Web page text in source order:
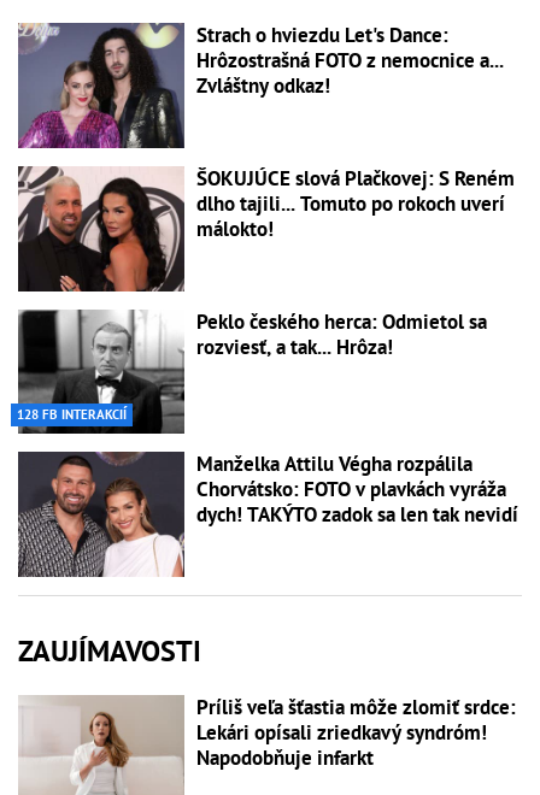
Strach o hviezdu Let's Dance:
Hrôzostrašná FOTO z nemocnice a...
Zvláštny odkaz!
ŠOKUJÚCE slová Plačkovej: S Reném
dlho tajili... Tomuto po rokoch uverí
málokto!
128 FB INTERAKCIÍ
Peklo českého herca: Odmietol sa
rozviesť, a tak... Hrôza!
Manželka Attilu Végha rozpálila
Chorvátsko: FOTO v plavkách vyráža
dych! TAKÝTO zadok sa len tak nevidí
ZAUJÍMAVOSTI
Príliš veľa šťastia môže zlomiť srdce:
Lekári opísali zriedkavý syndróm!
Napodobňuje infarkt